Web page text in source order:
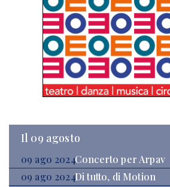
Il 09 agosto
09 ago 2024Concerto per Arpav
09 ago 2024Di tutto, di Motion